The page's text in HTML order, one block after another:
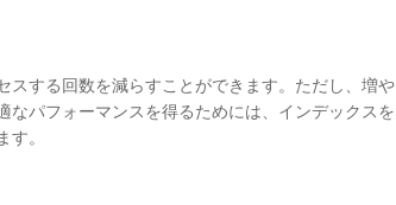
スする回数を減らすことができます。ただし、増や
なパフォーマンスを得るためには、インデックスを
。